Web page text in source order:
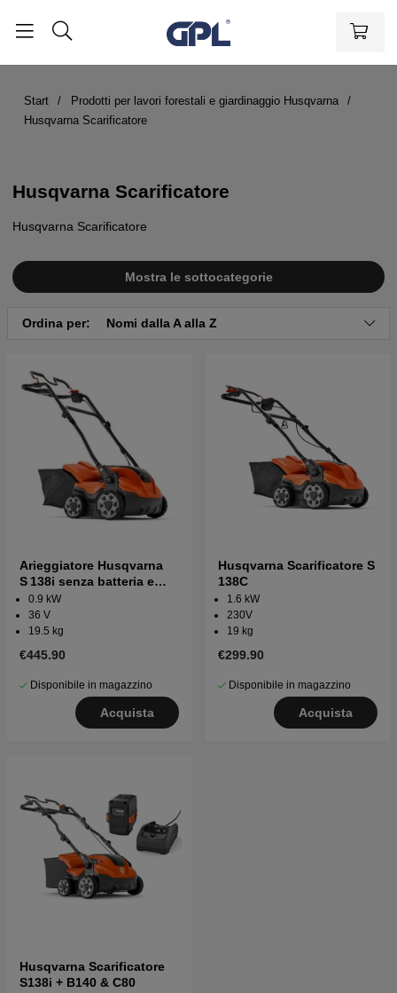
Start
Prodotti per lavori forestali e giardinaggio Husqvarna
Husqvarna Scarificatore
Husqvarna Scarificatore
Husqvarna Scarificatore
Mostra le sottocategorie
Ordina per: Nomi dalla A alla Z
Arieggiatore Husqvarna
S 138i senza batteria e
caricabatterie
0.9 kW
36 V
19.5 kg
€445.90
Disponibile in magazzino
Acquista
Husqvarna Scarificatore S
138C
1.6 kW
230V
19 kg
€299.90
Disponibile in magazzino
Acquista
Husqvarna Scarificatore
S138i + B140 & C80